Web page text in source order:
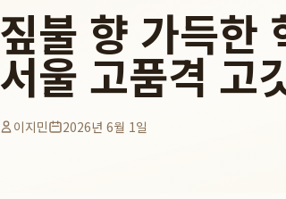
짚불 향 가득한
서울 고품격 고
이지민 2026년 6월 1일